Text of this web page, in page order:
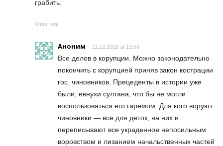
грабить.
Ответить
Аноним 11.12.2015 at 13:56
Все делов в корупции. Можно законодательно
покончить с корупцией приняв закон кострации
гос. чиновников. Прецеденты в истории уже
были, евнухи султана, что бы не могли
воспользоваться его гаремом. Для кого воруют
чиновники — все для деток, на них и
переписывают все украденное непосильным
воровством и лизанием начальственных частей